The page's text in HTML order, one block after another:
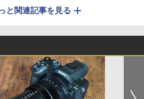
と関連記事を見る